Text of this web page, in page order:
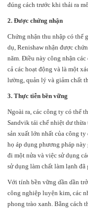
đúng cách trước khi thải ra
2. Được chứng nhận
Chứng nhận thu nhập có thể
dụ, Renishaw nhận được
năm. Điều này công nhận
cả các hoạt động và là một
lường, quản lý và giảm chất
3. Thực tiễn bền vững
Ngoài ra, các công ty có thể
Sandvik tái chế nhiệt dư
sản xuất lớn nhất của công
họ áp dụng phương pháp
đi một nửa và việc sử dụng
sử dụng làm chất làm lạnh đã
Với tính bền vững dần dần
công nghiệp luyện kim, các
phong trào xanh. Bằng cách